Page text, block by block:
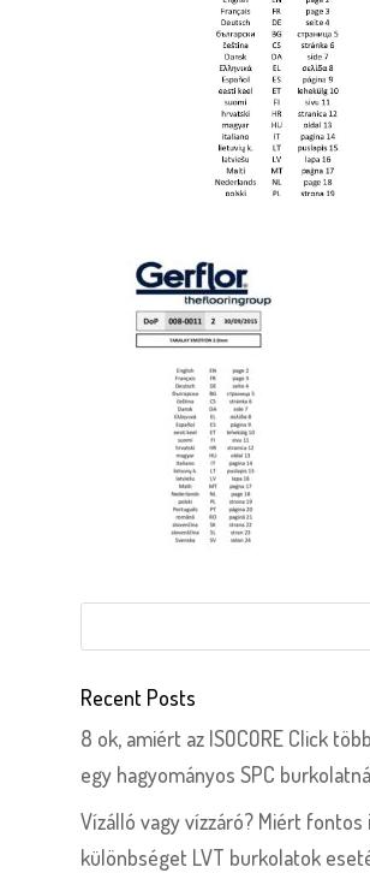
Recent Posts
8 ok, amiért az ISOCORE Click
egy hagyományos SPC
Vízálló vagy vízzáró? Miért fontos
különbséget LVT burkolatok